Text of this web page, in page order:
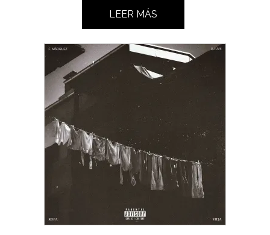
LEER MÁS